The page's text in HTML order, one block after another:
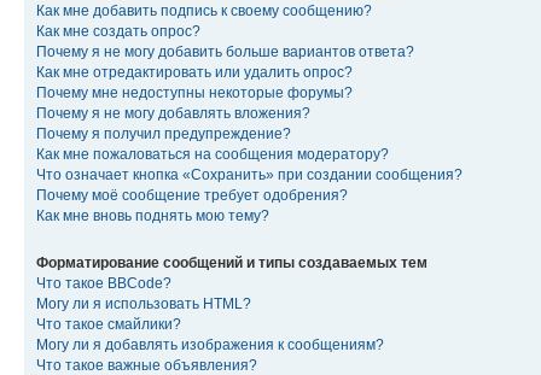
Как мне добавить подпись к своему сообщению?
Как мне создать опрос?
Почему я не могу добавить больше вариантов ответа?
Как мне отредактировать или удалить опрос?
Почему мне недоступны некоторые форумы?
Почему я не могу добавлять вложения?
Почему я получил предупреждение?
Как мне пожаловаться на сообщения модератору?
Что означает кнопка «Сохранить» при создании сообщения?
Почему моё сообщение требует одобрения?
Как мне вновь поднять мою тему?
Форматирование сообщений и типы создаваемых тем
Что такое BBCode?
Могу ли я использовать HTML?
Что такое смайлики?
Могу ли я добавлять изображения к сообщениям?
Что такое важные объявления?